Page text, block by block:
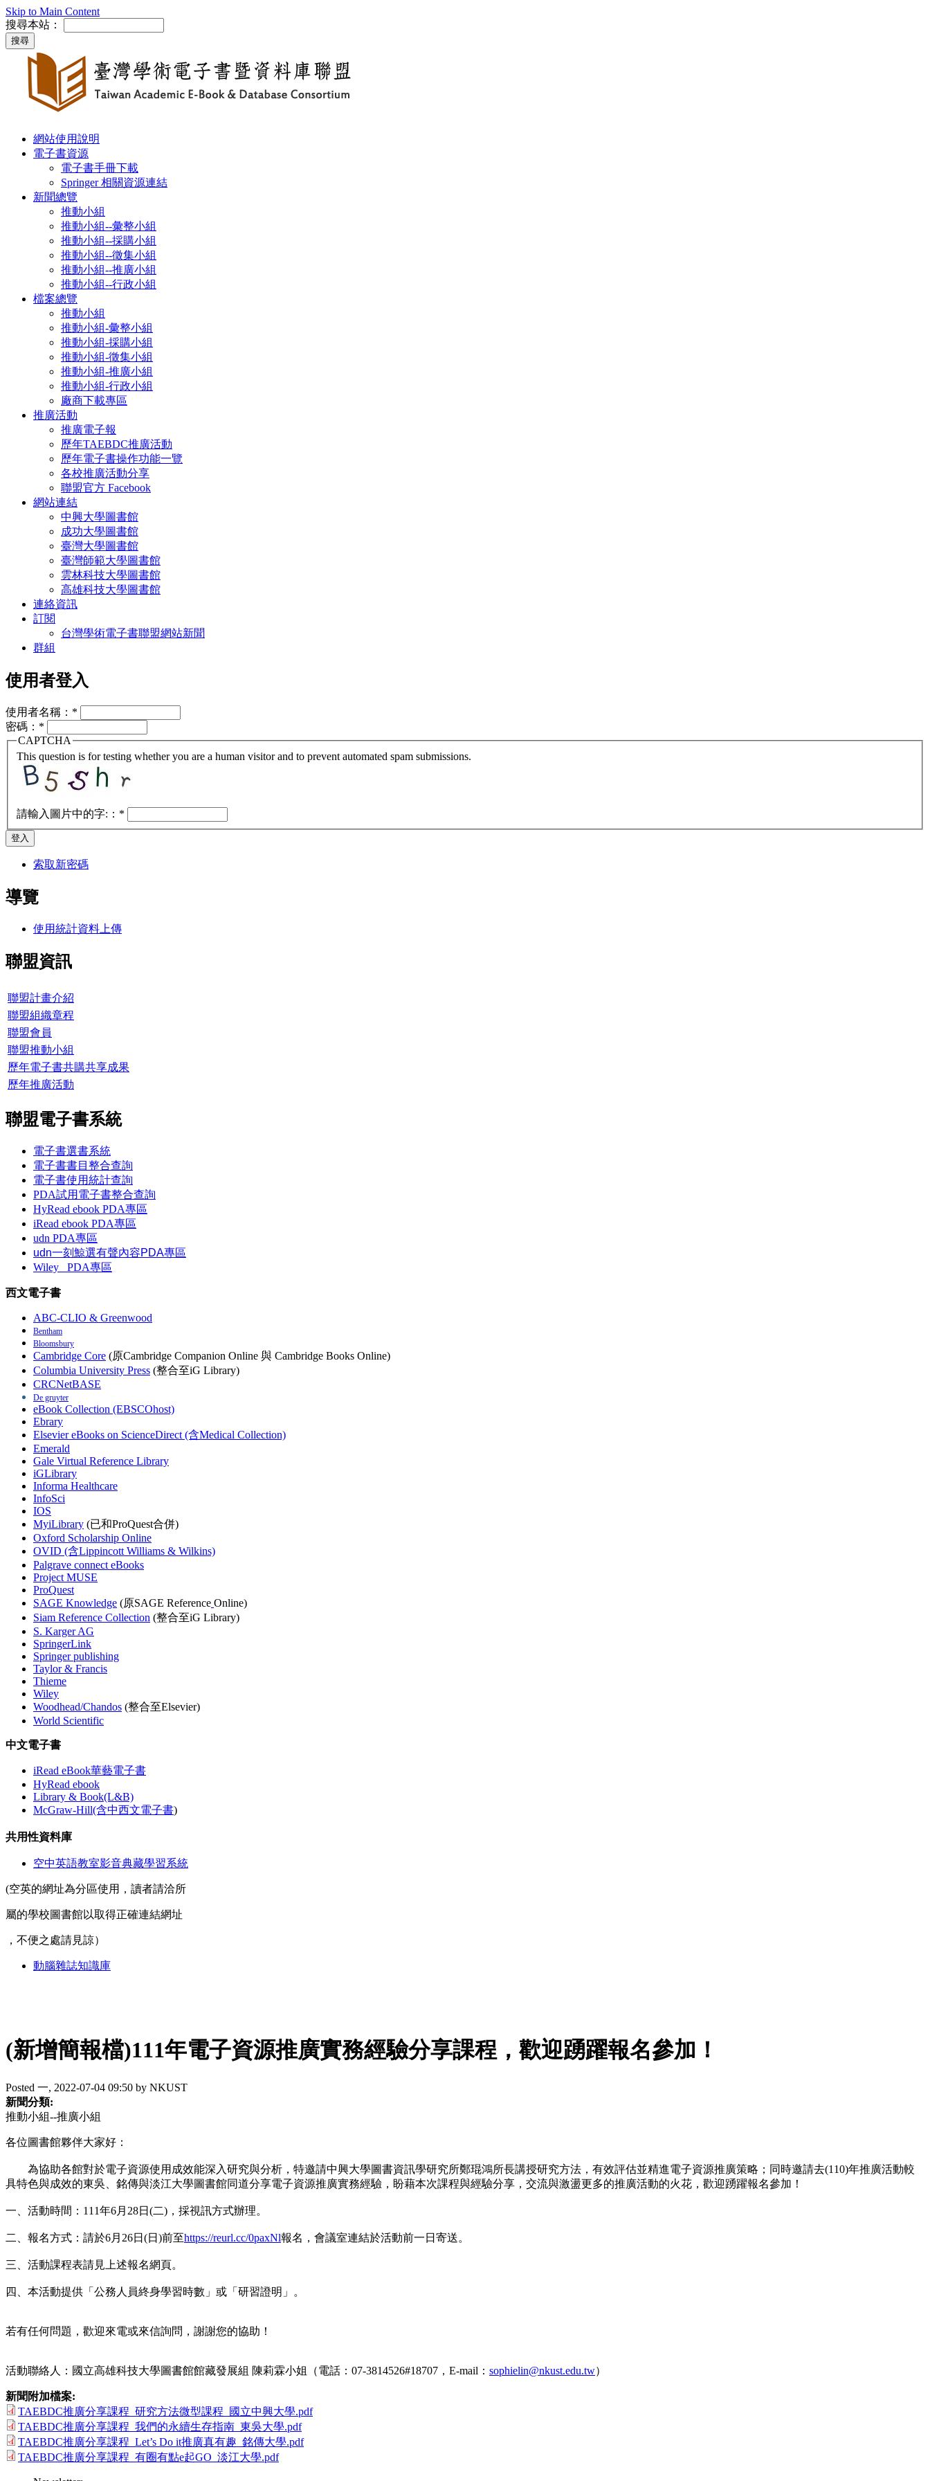
Skip to Main Content
搜尋本站：
網站使用說明
電子書資源
電子書手冊下載
Springer 相關資源連結
新聞總覽
推動小組
推動小組--彙整小組
推動小組--採購小組
推動小組--徵集小組
推動小組--推廣小組
推動小組--行政小組
檔案總覽
推動小組
推動小組-彙整小組
推動小組-採購小組
推動小組-徵集小組
推動小組-推廣小組
推動小組-行政小組
廠商下載專區
推廣活動
推廣電子報
歷年TAEBDC推廣活動
歷年電子書操作功能一覽
各校推廣活動分享
聯盟官方 Facebook
網站連結
中興大學圖書館
成功大學圖書館
臺灣大學圖書館
臺灣師範大學圖書館
雲林科技大學圖書館
高雄科技大學圖書館
連絡資訊
訂閱
台灣學術電子書聯盟網站新聞
群組
使用者登入
使用者名稱： *
密碼： *
CAPTCHA
This question is for testing whether you are a human visitor and to prevent automated spam submissions.
請輸入圖片中的字:： *
索取新密碼
導覽
使用統計資料上傳
聯盟資訊
聯盟計畫介紹
聯盟組織章程
聯盟會員
聯盟推動小組
歷年電子書共購共享成果
歷年推廣活動
聯盟電子書系統
電子書選書系統
電子書書目整合查詢
電子書使用統計查詢
PDA試用電子書整合查詢
HyRead ebook PDA專區
iRead ebook PDA專區
udn PDA專區
udn一刻鯨選有聲內容PDA專區
Wiley
PDA專區
西文電子書
ABC-CLIO & Greenwood
Bentham
Bloomsbury
Cambridge Core (原Cambridge Companion Online 與 Cambridge Books Online)
Columbia University Press (整合至iG Library)
CRCNetBASE
De gruyter
eBook Collection (EBSCOhost)
Ebrary
Elsevier eBooks on ScienceDirect (含Medical Collection)
Emerald
Gale Virtual Reference Library
iGLibrary
Informa Healthcare
InfoSci
IOS
MyiLibrary (已和ProQuest合併)
Oxford Scholarship Online
OVID (含Lippincott Williams & Wilkins)
Palgrave connect eBooks
Project MUSE
ProQuest
SAGE Knowledge (原SAGE Reference Online)
Siam Reference Collection (整合至iG Library)
S. Karger AG
SpringerLink
Springer publishing
Taylor & Francis
Thieme
Wiley
Woodhead/Chandos (整合至Elsevier)
World Scientific
中文電子書
iRead eBook華藝電子書
HyRead ebook
Library & Book(L&B)
McGraw-Hill(含中西文電子書)
共用性資料庫
空中英語教室影音典藏學習系統
(空英的網址為分區使用，讀者請洽所
屬的學校圖書館以取得正確連結網址
，不便之處請見諒）
動腦雜誌知識庫
(新增簡報檔)111年電子資源推廣實務經驗分享課程，歡迎踴躍報名參加！
Posted 一, 2022-07-04 09:50 by NKUST
新聞分類:
推動小組--推廣小組
各位圖書館夥伴大家好：
為協助各館對於電子資源使用成效能深入研究與分析，特邀請中興大學圖書資訊學研究所鄭琨鴻所長講授研究方法，有效評估並精進電子資源推廣策略；同時邀請去(110)年推廣活動較
具特色與成效的東吳、銘傳與淡江大學圖書館同道分享電子資源推廣實務經驗，盼藉本次課程與經驗分享，交流與激盪更多的推廣活動的火花，歡迎踴躍報名參加！
一、活動時間：111年6月28日(二)，採視訊方式辦理。
二、報名方式：請於6月26日(日)前至https://reurl.cc/0paxNl報名，會議室連結於活動前一日寄送。
三、活動課程表請見上述報名網頁。
四、本活動提供「公務人員終身學習時數」或「研習證明」。
若有任何問題，歡迎來電或來信詢問，謝謝您的協助！
活動聯絡人：國立高雄科技大學圖書館館藏發展組 陳莉霖小姐（電話：07-3814526#18707，E-mail： sophielin@nkust.edu.tw）
新聞附加檔案:
TAEBDC推廣分享課程_研究方法微型課程_國立中興大學.pdf
TAEBDC推廣分享課程_我們的永續生存指南_東吳大學.pdf
TAEBDC推廣分享課程_Let’s Do it推廣真有趣_銘傳大學.pdf
TAEBDC推廣分享課程_有圈有點e起GO_淡江大學.pdf